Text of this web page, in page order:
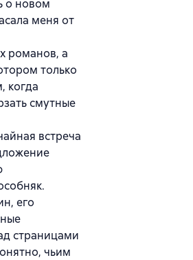
о новом
меня от
романов, а
только
когда
смутные
встреча
его
страницами
чьим